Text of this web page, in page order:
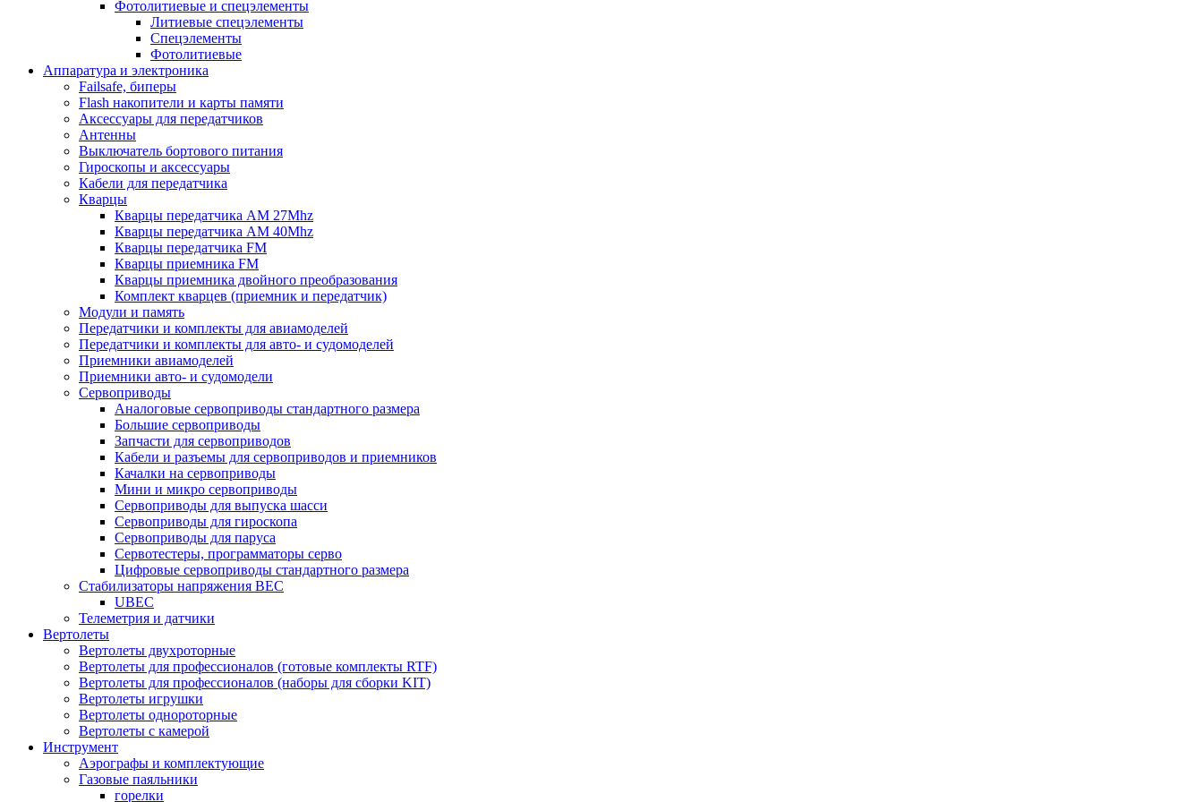
Фотолитиевые и спецэлементы
Литиевые спецэлементы
Спецэлементы
Фотолитиевые
Аппаратура и электроника
Failsafe, биперы
Flash накопители и карты памяти
Аксессуары для передатчиков
Антенны
Выключатель бортового питания
Гироскопы и аксессуары
Кабели для передатчика
Кварцы
Кварцы передатчика AM 27Mhz
Кварцы передатчика AM 40Mhz
Кварцы передатчика FM
Кварцы приемника FM
Кварцы приемника двойного преобразования
Комплект кварцев (приемник и передатчик)
Модули и память
Передатчики и комплекты для авиамоделей
Передатчики и комплекты для авто- и судомоделей
Приемники авиамоделей
Приемники авто- и судомодели
Сервоприводы
Аналоговые сервоприводы стандартного размера
Большие сервоприводы
Запчасти для сервоприводов
Кабели и разъемы для сервоприводов и приемников
Качалки на сервоприводы
Мини и микро сервоприводы
Сервоприводы для выпуска шасси
Сервоприводы для гироскопа
Сервоприводы для паруса
Сервотестеры, программаторы серво
Цифровые сервоприводы стандартного размера
Стабилизаторы напряжения BEC
UBEC
Телеметрия и датчики
Вертолеты
Вертолеты двухроторные
Вертолеты для профессионалов (готовые комплекты RTF)
Вертолеты для профессионалов (наборы для сборки KIT)
Вертолеты игрушки
Вертолеты однороторные
Вертолеты с камерой
Инструмент
Аэрографы и комплектующие
Газовые паяльники
горелки